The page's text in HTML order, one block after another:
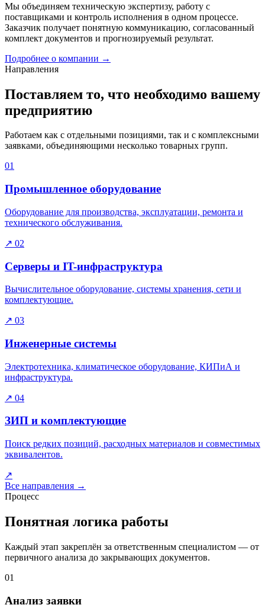
Мы объединяем техническую экспертизу, работу с
поставщиками и контроль исполнения в одном процессе.
Заказчик получает понятную коммуникацию, согласованный
комплект документов и прогнозируемый результат.
Подробнее о компании →
Направления
Поставляем то, что необходимо вашему
предприятию
Работаем как с отдельными позициями, так и с комплексными
заявками, объединяющими несколько товарных групп.
01
Промышленное оборудование
Оборудование для производства, эксплуатации, ремонта и
технического обслуживания.
↗ 02
Серверы и IT-инфраструктура
Вычислительное оборудование, системы хранения, сети и
комплектующие.
↗ 03
Инженерные системы
Электротехника, климатическое оборудование, КИПиА и
инфраструктура.
↗ 04
ЗИП и комплектующие
Поиск редких позиций, расходных материалов и совместимых
эквивалентов.
↗
Все направления →
Процесс
Понятная логика работы
Каждый этап закреплён за ответственным специалистом — от
первичного анализа до закрывающих документов.
01
Анализ заявки